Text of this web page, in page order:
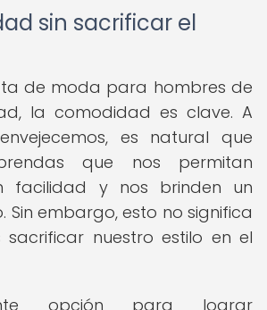
sin sacrificar el
de moda para hombres de
la comodidad es clave. A
es natural que
que nos permitan
facilidad y nos brinden un
Sin embargo, esto no significa
nuestro estilo en el
opción para lograr